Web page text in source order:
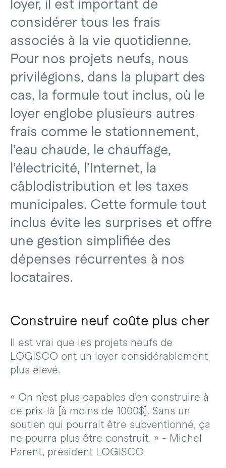
loyer, il est important de
considérer tous les frais
associés à la vie quotidienne.
Pour nos projets neufs, nous
privilégions, dans la plupart des
cas, la formule tout inclus, où le
loyer englobe plusieurs autres
frais comme le stationnement,
l’eau chaude, le chauffage,
l’électricité, l’Internet, la
câblodistribution et les taxes
municipales. Cette formule tout
inclus évite les surprises et offre
une gestion simplifiée des
dépenses récurrentes à nos
locataires.
Construire neuf coûte plus cher
Il est vrai que les projets neufs de
LOGISCO ont un loyer considérablement
plus élevé.
« On n’est plus capables d’en construire à
ce prix-là [à moins de 1000$]. Sans un
soutien qui pourrait être subventionné, ça
ne pourra plus être construit. » - Michel
Parent, président LOGISCO